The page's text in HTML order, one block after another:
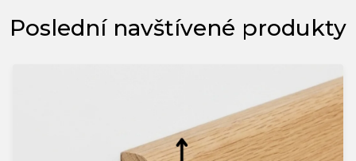
Poslední navštívené produkty